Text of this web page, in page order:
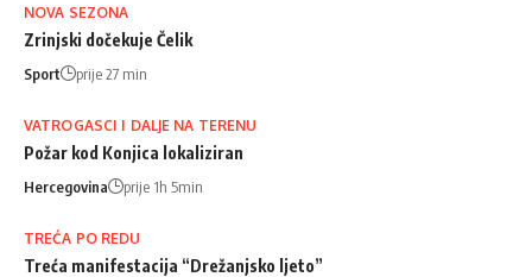
NOVA SEZONA
Zrinjski dočekuje Čelik
Sport prije 27 min
VATROGASCI I DALJE NA TERENU
Požar kod Konjica lokaliziran
Hercegovina prije 1h 5min
TREĆA PO REDU
Treća manifestacija “Drežanjsko ljeto”